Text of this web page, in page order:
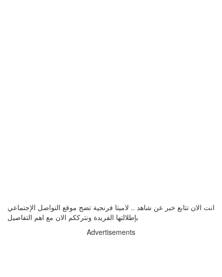
انت الان تتابع خبر عن شاهد .. لاميتا فرنجية تضج موقع التواصل الإجتماعي
بإطلالتها الفريدة ونترككم الان مع اهم التفاصيل
Advertisements